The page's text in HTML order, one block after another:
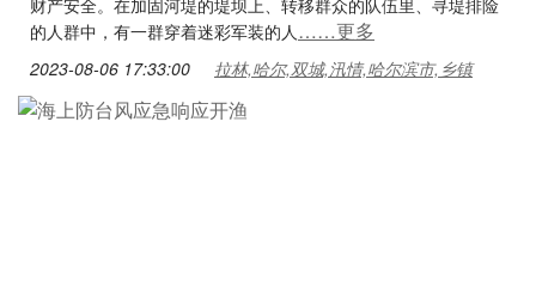
财产安全。在加固河堤的堤坝上、转移群众的队伍里、寻堤排险
的人群中，有一群穿着迷彩军装的人……更多
2023-08-06 17:33:00 拉林,哈尔,双城,汛情,哈尔滨市,乡镇